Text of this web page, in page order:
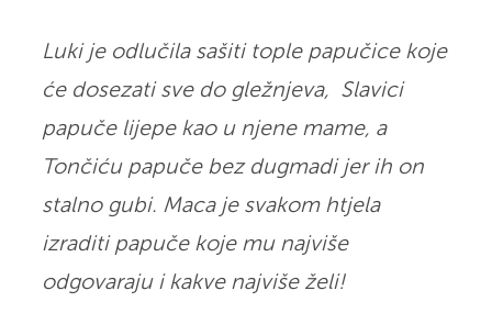
Luki je odlučila sašiti tople papučice koje
će dosezati sve do gležnjeva, Slavici
papuče lijepe kao u njene mame, a
Tončiću papuče bez dugmadi jer ih on
stalno gubi. Maca je svakom htjela
izraditi papuče koje mu najviše
odgovaraju i kakve najviše želi!